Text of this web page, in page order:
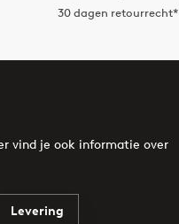
30 dagen retourrecht*
vind je ook informatie over
Levering